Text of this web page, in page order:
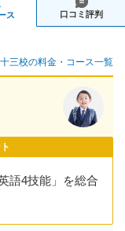
ス 口コミ評判
三校の料金・コース一覧
語4技能」を総合